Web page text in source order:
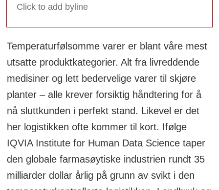
Click to add byline
Temperaturfølsomme varer er blant våre mest
utsatte produktkategorier. Alt fra livreddende
medisiner og lett bedervelige varer til skjøre
planter – alle krever forsiktig håndtering for å
nå sluttkunden i perfekt stand. Likevel er det
her logistikken ofte kommer til kort. Ifølge
IQVIA Institute for Human Data Science taper
den globale farmasøytiske industrien rundt 35
milliarder dollar årlig på grunn av svikt i den